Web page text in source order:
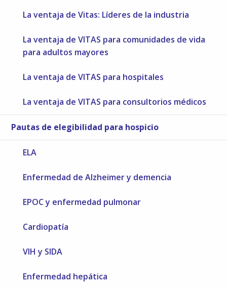
La ventaja de Vitas: Líderes de la industria
La ventaja de VITAS para comunidades de vida
para adultos mayores
La ventaja de VITAS para hospitales
La ventaja de VITAS para consultorios médicos
Pautas de elegibilidad para hospicio
ELA
Enfermedad de Alzheimer y demencia
EPOC y enfermedad pulmonar
Cardiopatía
VIH y SIDA
Enfermedad hepática